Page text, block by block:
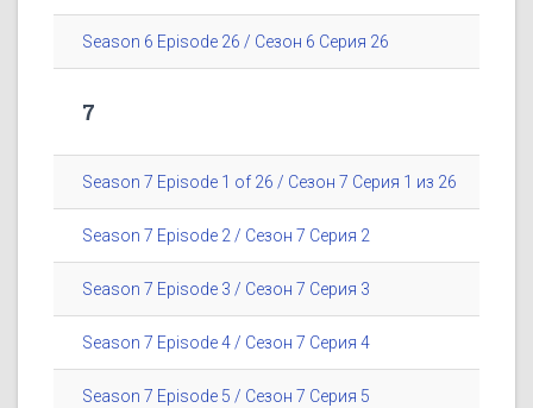
Season 6 Episode 26 / Сезон 6 Серия 26
7
Season 7 Episode 1 of 26 / Сезон 7 Серия 1 из 26
Season 7 Episode 2 / Сезон 7 Серия 2
Season 7 Episode 3 / Сезон 7 Серия 3
Season 7 Episode 4 / Сезон 7 Серия 4
Season 7 Episode 5 / Сезон 7 Серия 5